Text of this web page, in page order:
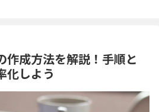
作成方法を解説！手順と
化しよう